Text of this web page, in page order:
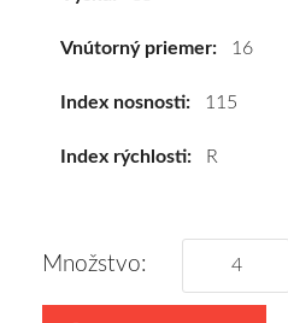
tomu
pneumatiky
na
a
Vnútorný priemer: 16
Index nosnosti: 115
Index rýchlosti: R
Množstvo: